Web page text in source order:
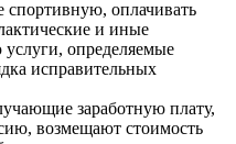
спортивную, оплачивать
и иные
определяемые
исправительных
заработную плату,
возмещают стоимость